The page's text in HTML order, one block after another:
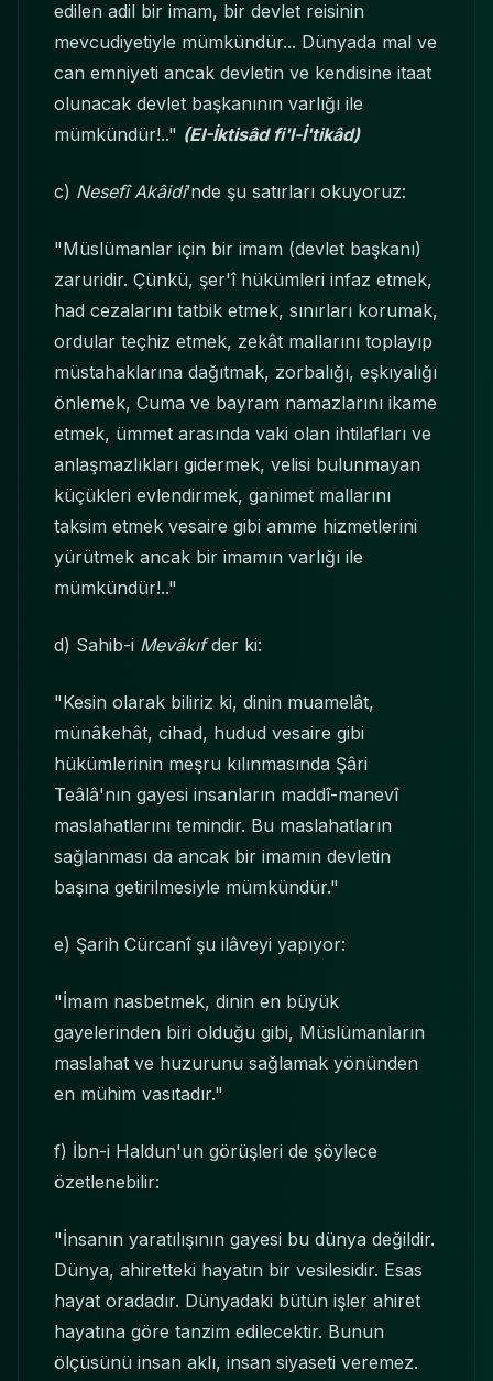
edilen adil bir imam, bir devlet reisinin
mevcudiyetiyle mümkündür... Dünyada mal ve
can emniyeti ancak devletin ve kendisine itaat
olunacak devlet başkanının varlığı ile
mümkündür!.." (EI-İktisâd fi'l-İ'tikâd)
c) Nesefî Akâidi’nde şu satırları okuyoruz:
"Müslümanlar için bir imam (devlet başkanı)
zaruridir. Çünkü, şer'î hükümleri infaz etmek,
had cezalarını tatbik etmek, sınırları korumak,
ordular teçhiz etmek, zekât mallarını toplayıp
müstahaklarına dağıtmak, zorbalığı, eşkıyalığı
önlemek, Cuma ve bayram namazlarını ikame
etmek, ümmet arasında vaki olan ihtilafları ve
anlaşmazlıkları gidermek, velisi bulunmayan
küçükleri evlendirmek, ganimet mallarını
taksim etmek vesaire gibi amme hizmetlerini
yürütmek ancak bir imamın varlığı ile
mümkündür!.."
d) Sahib-i Mevâkıfder ki:
"Kesin olarak biliriz ki, dinin muamelât,
münâkehât, cihad, hudud vesaire gibi
hükümlerinin meşru kılınmasında Şâri
Teâlâ'nın gayesi insanların maddî-manevî
maslahatlarını temindir. Bu maslahatların
sağlanması da ancak bir imamın devletin
başına getirilmesiyle mümkündür."
e) Şarih Cürcanî şu ilâveyi yapıyor:
"İmam nasbetmek, dinin en büyük
gayelerinden biri olduğu gibi, Müslümanların
maslahat ve huzurunu sağlamak yönünden
en mühim vasıtadır."
f) İbn-i Haldun'un görüşleri de şöylece
özetlenebilir:
"İnsanın yaratılışının gayesi bu dünya değildir.
Dünya, ahiretteki hayatın bir vesilesidir. Esas
hayat oradadır. Dünyadaki bütün işler ahiret
hayatına göre tanzim edilecektir. Bunun
ölçüsünü insan aklı, insan siyaseti veremez.